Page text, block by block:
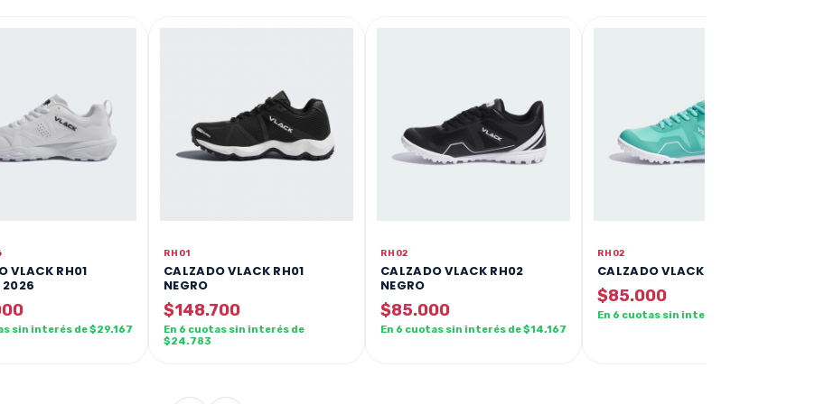
VLACK RH01
2026
sin interés de $29.167
RH01
CALZADO VLACK RH01
NEGRO
$148.700
En 6 cuotas sin interés de
$24.783
RH02
CALZADO VLACK RH02
NEGRO
$85.000
En 6 cuotas sin interés de $14.167
RH02
CALZADO VLACK RH02 AQUA
$85.000
En 6 cuotas sin interés de $14.167